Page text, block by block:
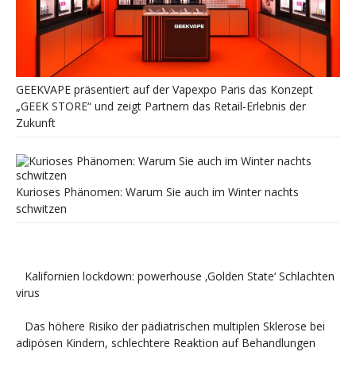
GEEKVAPE präsentiert auf der Vapexpo Paris das Konzept
„GEEK STORE“ und zeigt Partnern das Retail-Erlebnis der
Zukunft
Kurioses Phänomen: Warum Sie auch im Winter nachts
schwitzen
Kalifornien lockdown: powerhouse ‚Golden State‘ Schlachten
virus
Das höhere Risiko der pädiatrischen multiplen Sklerose bei
adipösen Kindern, schlechtere Reaktion auf Behandlungen